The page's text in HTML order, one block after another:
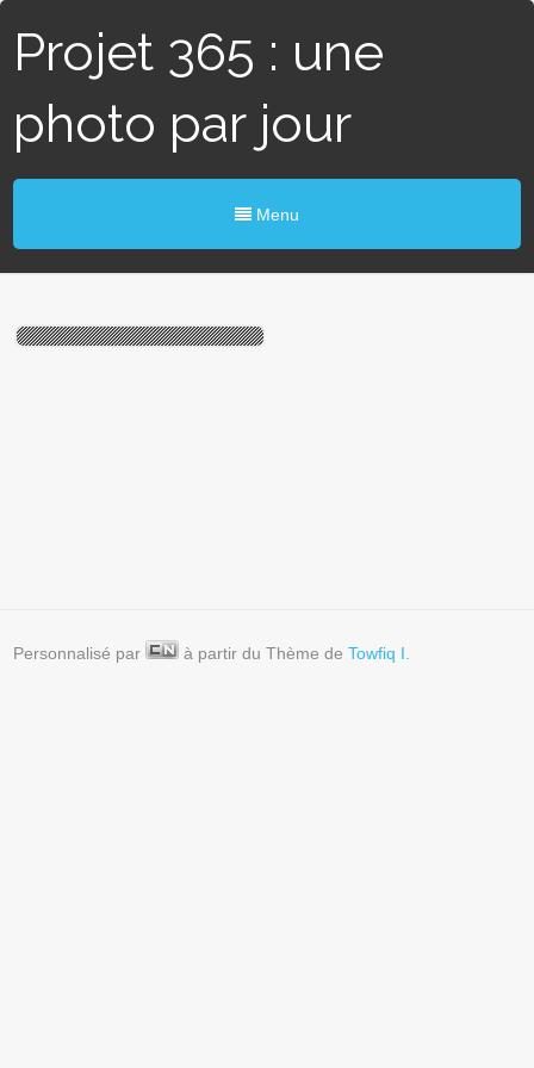
Projet 365 : une
photo par jour
Menu
Personnalisé par à partir du Thème deTowfiq I.